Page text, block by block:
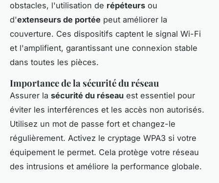
obstacles, l'utilisation de répéteurs ou
d'extenseurs de portée peut améliorer la
couverture. Ces dispositifs captent le signal Wi-Fi
et l'amplifient, garantissant une connexion stable
dans toutes les pièces.
Importance de la sécurité du réseau
Assurer la sécurité du réseau est essentiel pour
éviter les interférences et les accès non autorisés.
Utilisez un mot de passe fort et changez-le
régulièrement. Activez le cryptage WPA3 si votre
équipement le permet. Cela protège votre réseau
des intrusions et améliore la performance globale.